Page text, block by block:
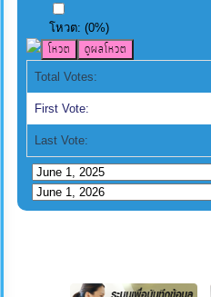
โหวต:(0%)
Total Votes:
First Vote:
Last Vote: